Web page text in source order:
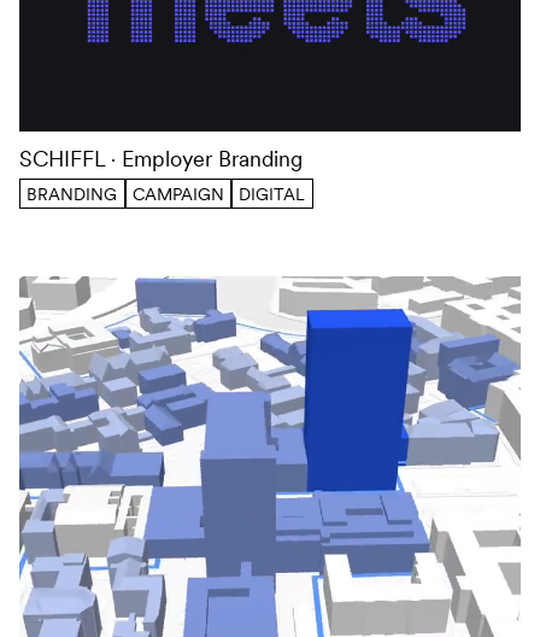
SCHIFFL Employer Branding
BRANDING CAMPAIGN DIGITAL